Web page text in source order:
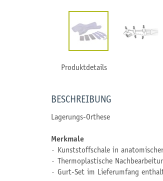
Produktdetails
BESCHREIBUNG
Lagerungs-Orthese
Merkmale
∙ Kunststoffschale in
∙ Thermoplastische
∙ Gurt-Set im Lieferumfang